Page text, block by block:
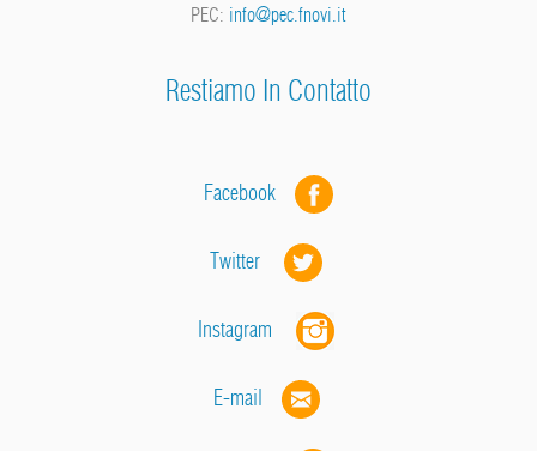
PEC: info@pec.fnovi.it
Restiamo In Contatto
Facebook
Twitter
Instagram
E-mail